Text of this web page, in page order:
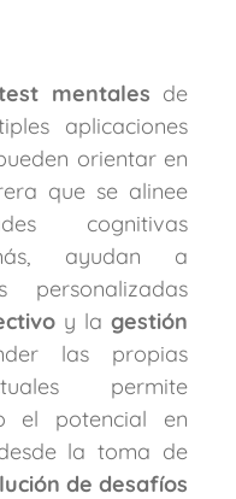
mentales de
aplicaciones
orientar en
que se alinee
cognitivas
ayudan a
personalizadas
y la gestión
las propias
permite
el potencial en
la toma de
de desafíos